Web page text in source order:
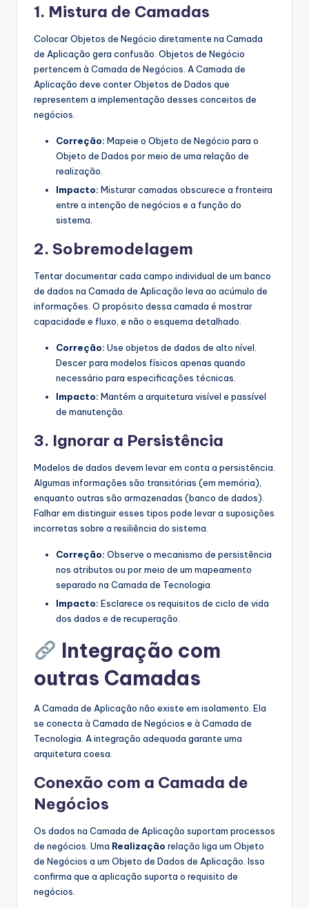
1. Mistura de Camadas
Colocar Objetos de Negócio diretamente na Camada
de Aplicação gera confusão. Objetos de Negócio
pertencem à Camada de Negócios. A Camada de
Aplicação deve conter Objetos de Dados que
representem a implementação desses conceitos de
negócios.
Correção: Mapeie o Objeto de Negócio para o
Objeto de Dados por meio de uma relação de
realização.
Impacto: Misturar camadas obscurece a fronteira
entre a intenção de negócios e a função do
sistema.
2. Sobremodelagem
Tentar documentar cada campo individual de um banco
de dados na Camada de Aplicação leva ao acúmulo de
informações. O propósito dessa camada é mostrar
capacidade e fluxo, e não o esquema detalhado.
Correção: Use objetos de dados de alto nível.
Descer para modelos físicos apenas quando
necessário para especificações técnicas.
Impacto: Mantém a arquitetura visível e passível
de manutenção.
3. Ignorar a Persistência
Modelos de dados devem levar em conta a persistência.
Algumas informações são transitórias (em memória),
enquanto outras são armazenadas (banco de dados).
Falhar em distinguir esses tipos pode levar a suposições
incorretas sobre a resiliência do sistema.
Correção: Observe o mecanismo de persistência
nos atributos ou por meio de um mapeamento
separado na Camada de Tecnologia.
Impacto: Esclarece os requisitos de ciclo de vida
dos dados e de recuperação.
Integração com
outras Camadas
A Camada de Aplicação não existe em isolamento. Ela
se conecta à Camada de Negócios e à Camada de
Tecnologia. A integração adequada garante uma
arquitetura coesa.
Conexão com a Camada de
Negócios
Os dados na Camada de Aplicação suportam processos
de negócios. Uma Realização relação liga um Objeto
de Negócios a um Objeto de Dados de Aplicação. Isso
confirma que a aplicação suporta o requisito de
negócios.